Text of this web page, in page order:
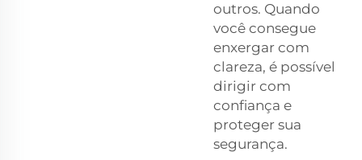
outros. Quando
você consegue
enxergar com
clareza, é possível
dirigir com
confiança e
proteger sua
segurança.